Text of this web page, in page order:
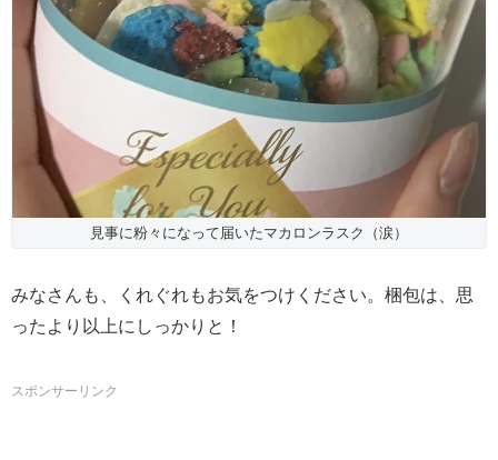
見事に粉々になって届いたマカロンラスク（涙）
みなさんも、くれぐれもお気をつけください。梱包は、思
ったより以上にしっかりと！
スポンサーリンク